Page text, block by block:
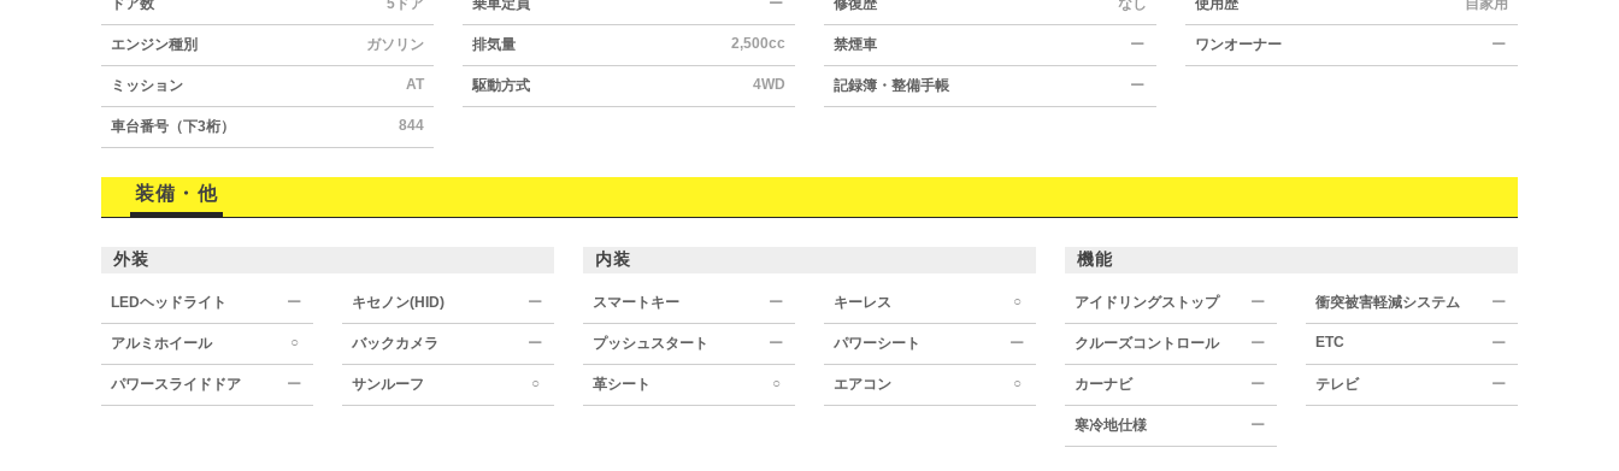
ドア数 5ドア 乗車定員 ー
エンジン種別 ガソリン 排気量 2,500cc
ミッション AT 駆動方式 4WD
車台番号（下3桁） 844
修復歴 なし 使用歴 自家用
禁煙車 ー ワンオーナー ー
記録簿・整備手帳 ー
装備・他
外装
LEDヘッドライト ー キセノン(HID) ー
アルミホイール ○ バックカメラ ー
パワースライドドア ー サンルーフ ○
内装
スマートキー ー キーレス ○
プッシュスタート ー パワーシート ー
革シート ○ エアコン ○
機能
アイドリングストップ ー 衝突被害軽減システム ー
クルーズコントロール ー ETC ー
カーナビ ー テレビ ー
寒冷地仕様 ー